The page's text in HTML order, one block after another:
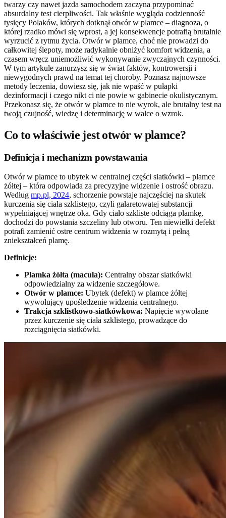
twarzy czy nawet jazda samochodem zaczyna przypominać
absurdalny test cierpliwości. Tak właśnie wygląda codzienność
tysięcy Polaków, których dotknął otwór w plamce – diagnoza, o
której rzadko mówi się wprost, a jej konsekwencje potrafią brutalnie
wyrzucić z rytmu życia. Otwór w plamce, choć nie prowadzi do
całkowitej ślepoty, może radykalnie obniżyć komfort widzenia, a
czasem wręcz uniemożliwić wykonywanie zwyczajnych czynności.
W tym artykule zanurzysz się w świat faktów, kontrowersji i
niewygodnych prawd na temat tej choroby. Poznasz najnowsze
metody leczenia, dowiesz się, jak nie wpaść w pułapki
dezinformacji i czego nikt ci nie powie w gabinecie okulistycznym.
Przekonasz się, że otwór w plamce to nie wyrok, ale brutalny test na
twoją czujność, wiedzę i determinację w walce o wzrok.
Co to właściwie jest otwór w plamce?
Definicja i mechanizm powstawania
Otwór w plamce to ubytek w centralnej części siatkówki – plamce
żółtej – która odpowiada za precyzyjne widzenie i ostrość obrazu.
Według mp.pl, 2024, schorzenie powstaje najczęściej na skutek
kurczenia się ciała szklistego, czyli galaretowatej substancji
wypełniającej wnętrze oka. Gdy ciało szkliste odciąga plamkę,
dochodzi do powstania szczeliny lub otworu. Ten niewielki defekt
potrafi zamienić ostre centrum widzenia w rozmytą i pełną
zniekształceń plamę.
Definicje:
Plamka żółta (macula): Centralny obszar siatkówki
odpowiedzialny za widzenie szczegółowe.
Otwór w plamce: Ubytek (defekt) w plamce żółtej
wywołujący upośledzenie widzenia centralnego.
Trakcja szklistkowo-siatkówkowa: Napięcie wywołane
przez kurczenie się ciała szklistego, prowadzące do
rozciągnięcia siatkówki.